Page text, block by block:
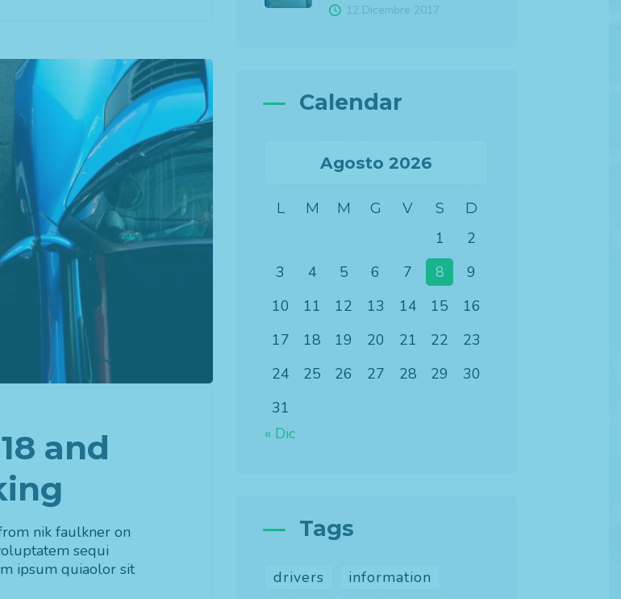
and
nik faulkner on
sequi
ipsum quiaolor sit
12 Dicembre 2017
Calendar
Agosto 2026
L M M G V S D
1
2
3
4 5 6 7 8
9
10
11 12 13 14 15
16
17
18 19 20 21 22
23
24
25 26 27 28 29
30
31
« Dic
Tags
drivers
information
elettrica?
e’ un problema
per lavoro o se parti per piu’